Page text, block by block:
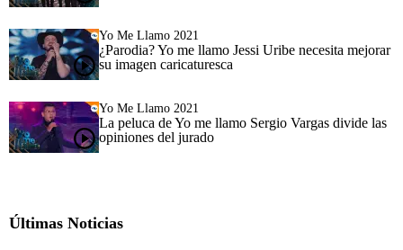
Yo Me Llamo 2021
¿Parodia? Yo me llamo Jessi Uribe necesita mejorar
su imagen caricaturesca
Yo Me Llamo 2021
La peluca de Yo me llamo Sergio Vargas divide las
opiniones del jurado
Últimas Noticias